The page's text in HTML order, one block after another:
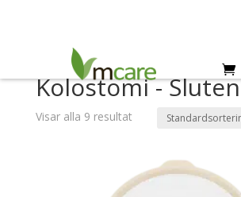
Diagnos
Kolostomi - Sluten
Visar alla 9 resultat